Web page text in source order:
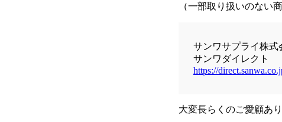
（一部取り扱いのない
サンワサプライ株式
サンワダイレクト
https://
大変長らくのご愛顧あ